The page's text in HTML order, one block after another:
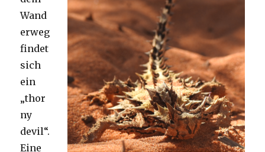
Wand
erweg
findet
sich
ein
„thor
ny
devil“.
Eine